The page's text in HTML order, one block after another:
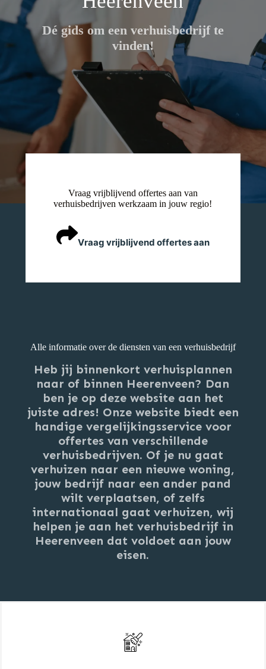
Dé gids om een verhuisbedrijf te
vinden!
Vraag vrijblijvend offertes aan van
verhuisbedrijven werkzaam in jouw regio!
Vraag vrijblijvend offertes aan
Alle informatie over de diensten van een verhuisbedrijf
Heb jij binnenkort verhuisplannen
naar of binnen Heerenveen? Dan
ben je op deze website aan het
juiste adres! Onze website biedt een
handige vergelijkingsservice voor
offertes van verschillende
verhuisbedrijven. Of je nu gaat
verhuizen naar een nieuwe woning,
jouw bedrijf naar een ander pand
wilt verplaatsen, of zelfs
internationaal gaat verhuizen, wij
helpen je aan het verhuisbedrijf in
Heerenveen dat voldoet aan jouw
eisen.